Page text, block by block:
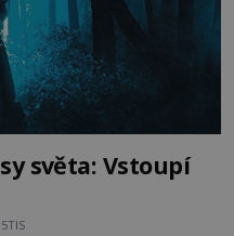
světa: Vstoupí